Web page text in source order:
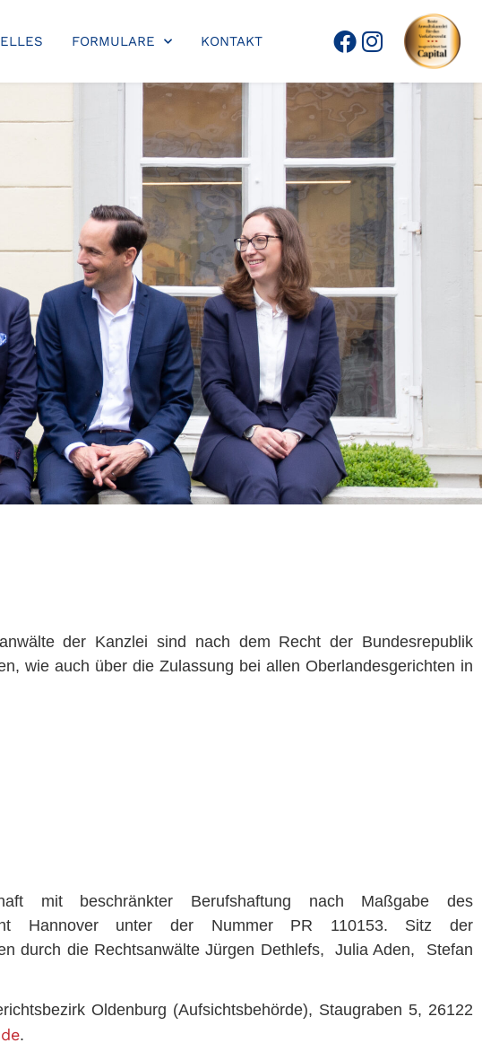
FORMULARE KONTAKT
der Kanzlei sind nach dem Recht der Bundesrepublik
wie auch über die Zulassung bei allen Oberlandesgerichten in
mit beschränkter Berufshaftung nach Maßgabe des
Hannover unter der Nummer PR 110153. Sitz der
durch die Rechtsanwälte Jürgen Dethlefs, Julia Aden, Stefan
Oldenburg (Aufsichtsbehörde), Staugraben 5, 26122
.